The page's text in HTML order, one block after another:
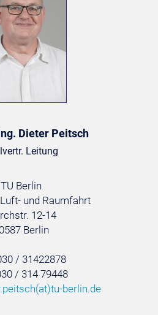
Dieter Peitsch
Leitung
TU Berlin
und Raumfahrt
12-14
Berlin
/ 31422878
/ 314 79448
(at)tu-berlin.de